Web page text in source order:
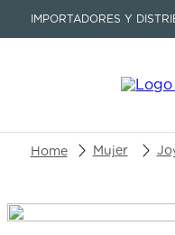
IMPORTADORES Y
Buscar un producto o
Mujer